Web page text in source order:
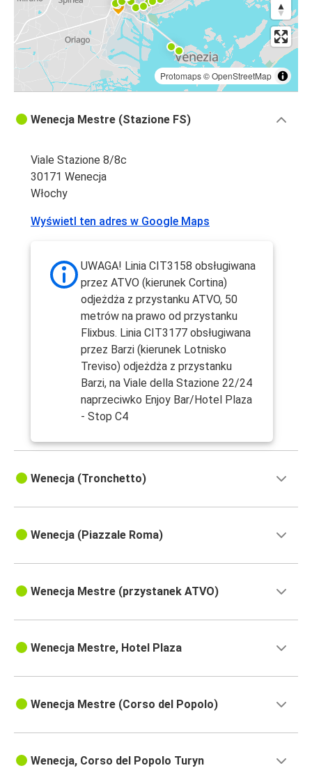
Protomaps©OpenStreetMap
Wenecja Mestre (Stazione FS)
Viale Stazione 8/8c
30171 Wenecja
Włochy
Wyświetl ten adres w Google Maps
UWAGA! Linia CIT3158 obsługiwana
przez ATVO (kierunek Cortina)
odjeżdża z przystanku ATVO, 50
metrów na prawo od przystanku
Flixbus. Linia CIT3177 obsługiwana
przez Barzi (kierunek Lotnisko
Treviso) odjeżdża z przystanku
Barzi, na Viale della Stazione 22/24
naprzeciwko Enjoy Bar/Hotel Plaza
- Stop C4
Wenecja (Tronchetto)
Wenecja (Piazzale Roma)
Wenecja Mestre (przystanek ATVO)
Wenecja Mestre, Hotel Plaza
Wenecja Mestre (Corso del Popolo)
Wenecja, Corso del Popolo Turyn